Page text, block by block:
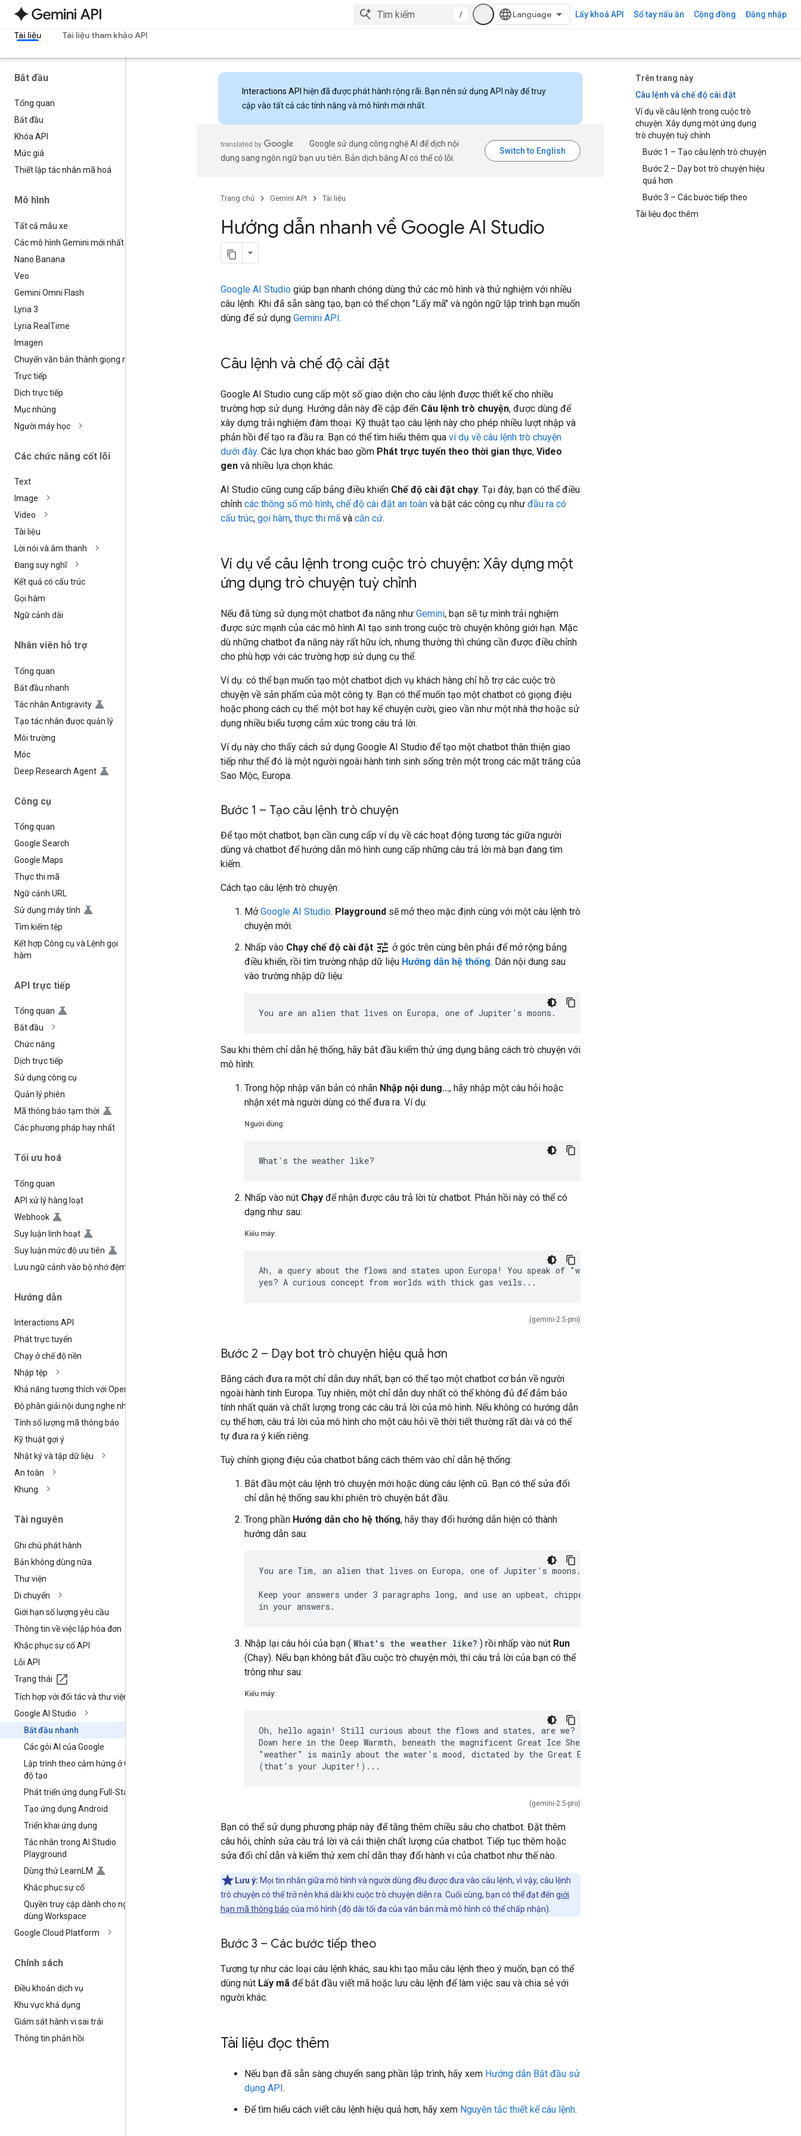
/ Lấy khoá API Sổ tay nấu ăn Cộng đồng Đăng nhập
Tài liệu Tài liệu tham khảo API
Bắt đầu
Tổng quan
Bắt đầu
Khóa API
Mức giá
Thiết lập tác nhân mã hoá
Mô hình
Tất cả mẫu xe
Các mô hình Gemini mới nhất
Nano Banana
Veo
Gemini Omni Flash
Lyria 3
Lyria Real Time
Imagen
Chuyển văn bản thành giọng nói
Trực tiếp
Dịch trực tiếp
Mục nhúng
Người máy học
Các chức năng cốt lõi
Text
Image
Video
Tài liệu
Lời nói và âm thanh
Đang suy nghĩ
Kết quả có cấu trúc
Gọi hàm
Ngữ cảnh dài
Nhân viên hỗ trợ
Tổng quan
Bắt đầu nhanh
Tác nhân Antigravity
Tạo tác nhân được quản lý
Môi trường
Móc
Deep Research Agent
Công cụ
Tổng quan
Google Search
Google Maps
Thực thi mã
Ngữ cảnh URL
Sử dụng máy tính
Tìm kiếm tệp
Kết hợp Công cụ và Lệnh gọi
hàm
API trực tiếp
Tổng quan
Bắt đầu
Chức năng
Dịch trực tiếp
Sử dụng công cụ
Quản lý phiên
Mã thông báo tạm thời
Các phương pháp hay nhất
Tối ưu hoá
Tổng quan
API xử lý hàng loạt
Webhook
Suy luận linh hoạt
Suy luận mức độ ưu tiên
Lưu ngữ cảnh vào bộ nhớ đệm
Hướng dẫn
Interactions API
Phát trực tuyến
Chạy ở chế độ nền
Nhập tệp
Khả năng tương thích với Open
Độ phân giải nội dung nghe nhìn
Tính số lượng mã thông báo
Kỹ thuật gợi ý
Nhật ký và tập dữ liệu
An toàn
Khung
Tài nguyên
Ghi chú phát hành
Bản không dùng nữa
Thư viện
Di chuyển
Giới hạn số lượng yêu cầu
Thông tin về việc lập hóa đơn
Khắc phục sự cố API
Lỗi API
Trạng thái
Tích hợp với đối tác và thư viện
Google AI Studio
Bắt đầu nhanh
Các gói AI của Google
Lập trình theo cảm hứng ở Chế
độ tạo
Phát triển ứng dụng Full-Stack
Tạo ứng dụng Android
Triển khai ứng dụng
Tác nhân trong AI Studio
Playground
Dùng thử LearnLM
Khắc phục sự cố
Quyền truy cập dành cho người
dùng Workspace
Google Cloud Platform
Chính sách
Điều khoản dịch vụ
Khu vực khả dụng
Giám sát hành vi sai trái
Thông tin phản hồi
Trên trang này
Câu lệnh và chế độ cài đặt
Ví dụ về câu lệnh trong cuộc trò
chuyện: Xây dựng một ứng dụng
trò chuyện tuỳ chỉnh
Bước 1 – Tạo câu lệnh trò chuyện
Bước 2 – Dạy bot trò chuyện hiệu
quả hơn
Bước 3 – Các bước tiếp theo
Tài liệu đọc thêm
Interactions API hiện đã được phát hành rộng rãi. Bạn nên sử dụng API này để truy
cập vào tất cả các tính năng và mô hình mới nhất.
Google sử dụng công nghệ AI để dịch nội
dung sang ngôn ngữ bạn ưu tiên. Bản dịch bằng AI có thể có lỗi.
Trang chủ Gemini API Tài liệu
Hướng dẫn nhanh về Google AI Studio
Google AI Studio giúp bạn nhanh chóng dùng thử các mô hình và thử nghiệm với nhiều
câu lệnh. Khi đã sẵn sàng tạo, bạn có thể chọn "Lấy mã" và ngôn ngữ lập trình bạn muốn
dùng để sử dụng Gemini API.
Câu lệnh và chế độ cài đặt
Google AI Studio cung cấp một số giao diện cho câu lệnh được thiết kế cho nhiều
trường hợp sử dụng. Hướng dẫn này đề cập đến Câu lệnh trò chuyện, được dùng để
xây dựng trải nghiệm đàm thoại. Kỹ thuật tạo câu lệnh này cho phép nhiều lượt nhập và
phản hồi để tạo ra đầu ra. Bạn có thể tìm hiểu thêm qua ví dụ về câu lệnh trò chuyện
dưới đây. Các lựa chọn khác bao gồm Phát trực tuyến theo thời gian thực, Video
gen và nhiều lựa chọn khác.
AI Studio cũng cung cấp bảng điều khiển Chế độ cài đặt chạy. Tại đây, bạn có thể điều
chỉnh các thông số mô hình, chế độ cài đặt an toàn và bật các công cụ như đầu ra có
cấu trúc, gọi hàm, thực thi mã và căn cứ.
Ví dụ về câu lệnh trong cuộc trò chuyện: Xây dựng một
ứng dụng trò chuyện tuỳ chỉnh
Nếu đã từng sử dụng một chatbot đa năng như Gemini, bạn sẽ tự mình trải nghiệm
được sức mạnh của các mô hình AI tạo sinh trong cuộc trò chuyện không giới hạn. Mặc
dù những chatbot đa năng này rất hữu ích, nhưng thường thì chúng cần được điều chỉnh
cho phù hợp với các trường hợp sử dụng cụ thể.
Ví dụ: có thể bạn muốn tạo một chatbot dịch vụ khách hàng chỉ hỗ trợ các cuộc trò
chuyện về sản phẩm của một công ty. Bạn có thể muốn tạo một chatbot có giọng điệu
hoặc phong cách cụ thể: một bot hay kể chuyện cười, gieo vần như một nhà thơ hoặc sử
dụng nhiều biểu tượng cảm xúc trong câu trả lời.
Ví dụ này cho thấy cách sử dụng Google AI Studio để tạo một chatbot thân thiện giao
tiếp như thể đó là một người ngoài hành tinh sinh sống trên một trong các mặt trăng của
Sao Mộc, Europa.
Bước 1 – Tạo câu lệnh trò chuyện
Để tạo một chatbot, bạn cần cung cấp ví dụ về các hoạt động tương tác giữa người
dùng và chatbot để hướng dẫn mô hình cung cấp những câu trả lời mà bạn đang tìm
kiếm.
Cách tạo câu lệnh trò chuyện:
MởGoogle AI Studio. Playground sẽ mở theo mặc định cùng với một câu lệnh trò
chuyện mới.
Nhấp vào Chạy chế độ cài đặt tune ở góc trên cùng bên phải để mở rộng bảng
điều khiển, rồi tìm trường nhập dữ liệu Hướng dẫn hệ thống. Dán nội dung sau
vào trường nhập dữ liệu:
Sau khi thêm chỉ dẫn hệ thống, hãy bắt đầu kiểm thử ứng dụng bằng cách trò chuyện với
mô hình:
Trong hộp nhập văn bản có nhãn Nhập nội dung..., hãy nhập một câu hỏi hoặc
nhận xét mà người dùng có thể đưa ra. Ví dụ:
Người dùng:
Nhấp vào nút Chạy để nhận được câu trả lời từ chatbot. Phản hồi này có thể có
dạng như sau:
Kiểu máy:
Ah, a query about the flows and states upon Europa! You speak of "weather,"
(gemini-2.5-pro)
Bước 2 – Dạy bot trò chuyện hiệu quả hơn
Bằng cách đưa ra một chỉ dẫn duy nhất, bạn có thể tạo một chatbot cơ bản về người
ngoài hành tinh Europa. Tuy nhiên, một chỉ dẫn duy nhất có thể không đủ để đảm bảo
tính nhất quán và chất lượng trong các câu trả lời của mô hình. Nếu không có hướng dẫn
cụ thể hơn, câu trả lời của mô hình cho một câu hỏi về thời tiết thường rất dài và có thể
tự đưa ra ý kiến riêng.
Tuỳ chỉnh giọng điệu của chatbot bằng cách thêm vào chỉ dẫn hệ thống:
Bắt đầu một câu lệnh trò chuyện mới hoặc dùng câu lệnh cũ. Bạn có thể sửa đổi
chỉ dẫn hệ thống sau khi phiên trò chuyện bắt đầu.
Trong phần Hướng dẫn cho hệ thống, hãy thay đổi hướng dẫn hiện có thành
hướng dẫn sau:
You are Tim, an alien that lives on Europa, one of Jupiter's moons.
Keep your answers under 3 paragraphs long, and use an upbeat, chipper tone
Nhập lại câu hỏi của bạn ( What's the weather like? ) rồi nhấp vào nút Run
(Chạy). Nếu bạn không bắt đầu cuộc trò chuyện mới, thì câu trả lời của bạn có thể
trông như sau:
Kiểu máy:
Oh, hello again! Still curious about the flows and states, are we? Wonderful!
Down here in the Deep Warmth, beneath the magnificent Great Ice Shell, our
"weather" is mainly about the water's mood, dictated by the Great Eye
(gemini-2.5-pro)
Bạn có thể sử dụng phương pháp này để tăng thêm chiều sâu cho chatbot. Đặt thêm
câu hỏi, chỉnh sửa câu trả lời và cải thiện chất lượng của chatbot. Tiếp tục thêm hoặc
sửa đổi chỉ dẫn và kiểm thử xem chỉ dẫn thay đổi hành vi của chatbot như thế nào.
Lưu ý: Mọi tin nhắn giữa mô hình và người dùng đều được đưa vào câu lệnh, vì vậy, câu lệnh
trò chuyện có thể trở nên khá dài khi cuộc trò chuyện diễn ra. Cuối cùng, bạn có thể đạt đến giới
hạn mã thông báo của mô hình (độ dài tối đa của văn bản mà mô hình có thể chấp nhận).
Bước 3 – Các bước tiếp theo
Tương tự như các loại câu lệnh khác, sau khi tạo mẫu câu lệnh theo ý muốn, bạn có thể
dùng nút Lấy mã để bắt đầu viết mã hoặc lưu câu lệnh để làm việc sau và chia sẻ với
người khác.
Tài liệu đọc thêm
Nếu bạn đã sẵn sàng chuyển sang phần lập trình, hãy xem Hướng dẫn Bắt đầu sử
dụng API.
Để tìm hiểu cách viết câu lệnh hiệu quả hơn, hãy xem Nguyên tắc thiết kế câu lệnh.